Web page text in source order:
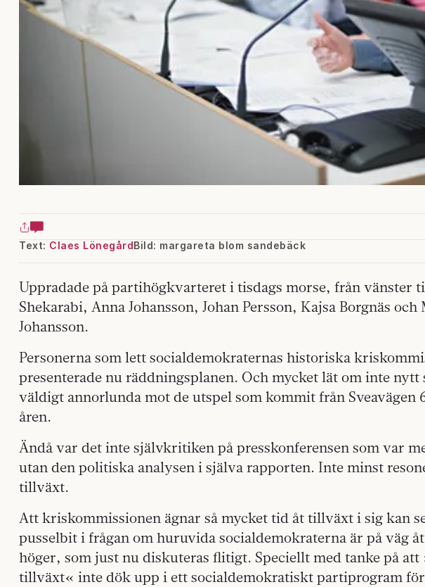
Text: Claes LönegårdBild: margareta blom sandebäck
Uppradade på partihögkvarteret i tisdags morse, från vänster
Shekarabi, Anna Johansson, Johan Persson, Kajsa Borgnäs och
Johansson.
Personerna som lett socialdemokraternas historiska
presenterade nu räddningsplanen. Och mycket lät om inte nytt
väldigt annorlunda mot de utspel som kommit från Sveavägen
åren.
Ändå var det inte självkritiken på presskonferensen som var
utan den politiska analysen i själva rapporten. Inte minst
tillväxt.
Att kriskommissionen ägnar så mycket tid åt tillväxt i sig kan
pusselbit i frågan om huruvida socialdemokraterna är på väg
höger, som just nu diskuteras flitigt. Speciellt med tanke på
tillväxt« inte dök upp i ett socialdemokratiskt partiprogram